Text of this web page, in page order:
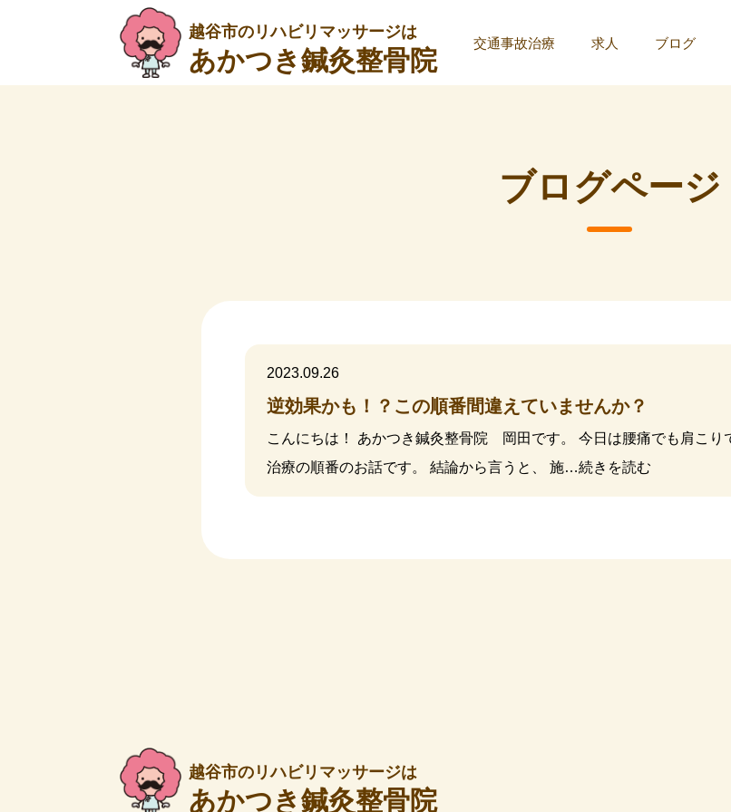
越谷市のリハビリマッサージは
あかつき鍼灸整骨院
交通事故治療 求人 ブログ
ブログページ
2023.09.26
逆効果かも！？この順番間違えていませんか？
こんにちは！ あかつき鍼灸整骨院 岡田です。 今日は腰痛でも肩こり
治療の順番のお話です。 結論から言うと、 施…続きを読む
越谷市のリハビリマッサージは
あかつき鍼灸整骨院